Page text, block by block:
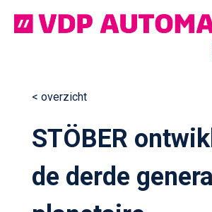
naar
Continue
reading
< overzicht
STÖBER
de derde